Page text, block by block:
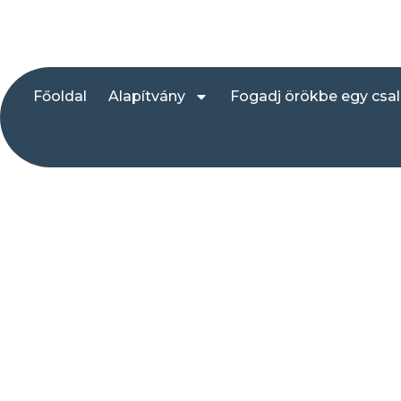
Főoldal Alapítvány Fogadj örökbe egy